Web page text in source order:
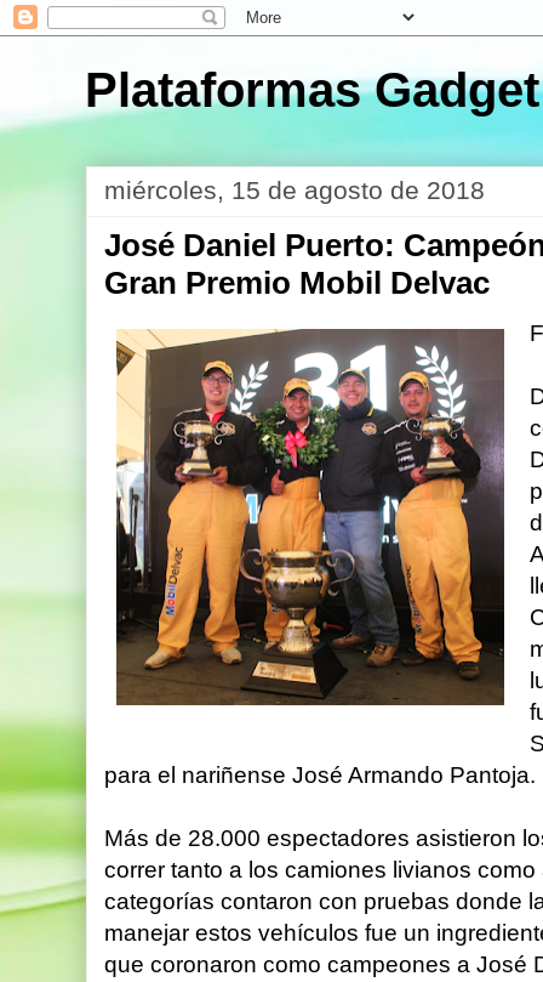
Plataformas Gadget
miércoles, 15 de agosto de 2018
José Daniel Puerto:
Gran Premio Mobil Delvac
para el nariñense José Armando Pantoja.
Más de 28.000 espectadores asistieron
correr tanto a los camiones livianos
categorías contaron con pruebas donde
manejar estos vehículos fue un
que coronaron como campeones a José